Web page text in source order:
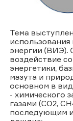
Тема
энергии (ВИЭ).
воздействие
энергетики,
мазута и
основном в
- химического
газами (СО2,
последующим